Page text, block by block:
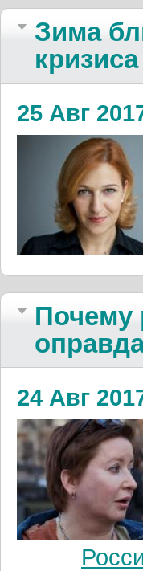
Зима
25 Авг
Почему
24 Авг